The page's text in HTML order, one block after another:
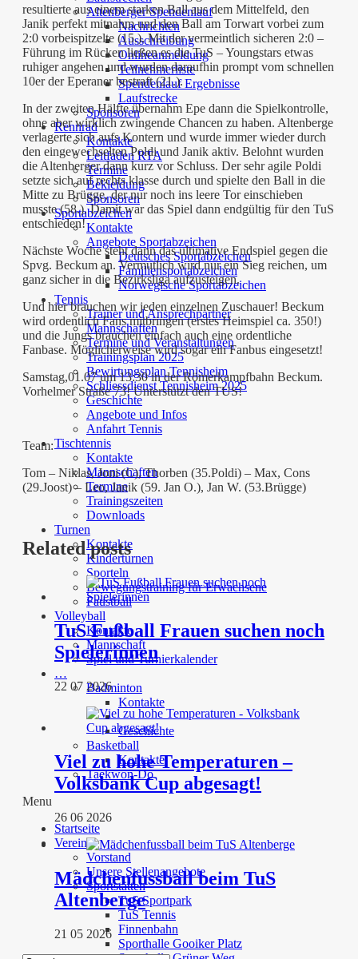
Altenberger Spendenlauf
Nachrichten
Ausschreibung
Onlineanmeldung
Teilnehmerliste
Spendenlauf Ergebnisse
Laufstrecke
Sponsoren
Rennrad
Kontakte
Leitfaden RTA
Termine
Bekleidung
Sponsoren
Sportabzeichen
Kontakte
Angebote Sportabzeichen
Deutsches Sportabzeichen
Familiensportabzeichen
Norwegische Sportabzeichen
Tennis
Trainer und Ansprechpartner
Mannschaften
Termine und Veranstaltungen
Trainingsplan 2025
Bewirtungsplan Tennisheim
Schliessdienst Tennisheim 2025
Geschichte
Angebote und Infos
Anfahrt Tennis
Tischtennis
Kontakte
Mannschaften
Termine
Trainingszeiten
Downloads
Turnen
Kontakte
Kinderturnen
Sporteln
Bewegungstraining für Erwachsene
Faustball
Volleyball
Kontakte
Mannschaft
Spiel und Turnierkalender
…
Badminton
Kontakte
Geschichte
Basketball
Kontakte
Taekwon-Do
Menu
Startseite
Verein
Vorstand
Unsere Stellenangebote
Sportstätten
TuS Sportpark
TuS Tennis
Finnenbahn
Sporthalle Gooiker Platz
resultierte aus einem starken Ball aus dem Mittelfeld, den
Janik perfekt mitnahm und den Ball am Torwart vorbei zum
2:0 vorbeispitzelte (15.). Mit der vermeintlich sicheren 2:0 –
Führung im Rücken ließen es die TuS – Youngstars etwas
ruhiger angehen und wurden daraufhin prompt vom schnellen
10er der Eperaner bestraft (21.).
In der zweiten Hälfte übernahm Epe dann die Spielkontrolle,
ohne aber wirklich zwingende Chancen zu haben. Altenberge
verlagerte sich aufs Kontern und wurde immer wieder durch
den eingewechselten Poldi und Janik aktiv. Belohnt wurden
die Altenberger dann kurz vor Schluss. Der sehr agile Poldi
setzte sich auf rechts klasse durch und spielte den Ball in die
Mitte zu Brügge, der nur noch ins leere Tor einschieben
musste (58.). Damit war das Spiel dann endgültig für den TuS
entschieden!
Nächste Woche steht dann das ultimative Endspiel gegen die
Spvg. Beckum an. Vermutlich wird nur ein Sieg reichen, um
ganz sicher in die Bezirksliga aufzusteigen.
Und hier brauchen wir jeden einzelnen Zuschauer! Beckum
wird ordentlich Fans mitbringen (erstes Heimspiel ca. 350!)
und die Jungs brauchen einfach auch eine ordentliche
Fanbase. Möglicherweise wird sogar ein Fanbus eingesetzt!
Samstag,01.07 um 13:30 in der Römerkampfbahn Beckum.
Vorhelmer Straße 73! Unterstützt den TUS!
Team:
Tom – Niklas, Joni (C), Thorben (35.Poldi) – Max, Cons
(29.Joost) – Leo, Janik (59. Jan O.), Jan W. (53.Brügge)
Related posts
TuS Fußball Frauen suchen noch
Spielerinnen
22 07 2026
Viel zu hohe Temperaturen –
Volksbank Cup abgesagt!
26 06 2026
Mädchenfussball beim TuS
Altenberge
21 05 2026